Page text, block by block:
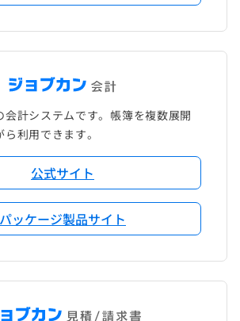
会計システムです。帳簿を複数展開
利用できます。
公式サイト
パッケージ製品サイト